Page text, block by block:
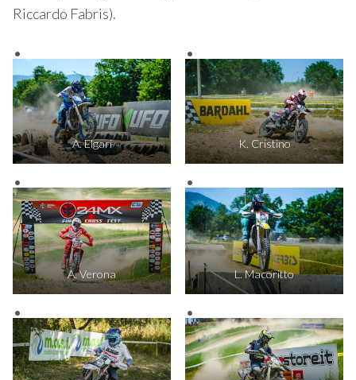
Riccardo Fabris).
A. Elgari K. Cristino
A. Verona L. Macoritto